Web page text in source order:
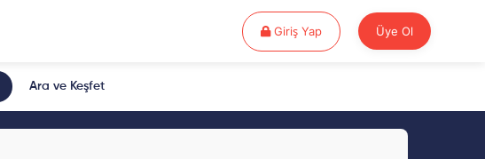
Giriş YapGiriş Yap Üye Ol
Ara ve Keşfet